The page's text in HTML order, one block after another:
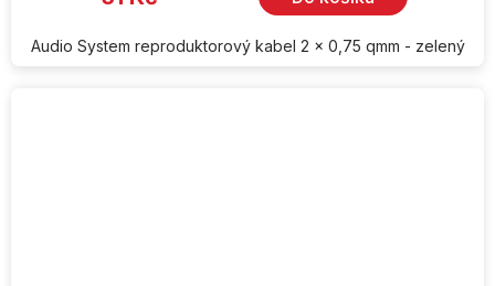
Audio System reproduktorový kabel 2 x 0,75 qmm - zelený